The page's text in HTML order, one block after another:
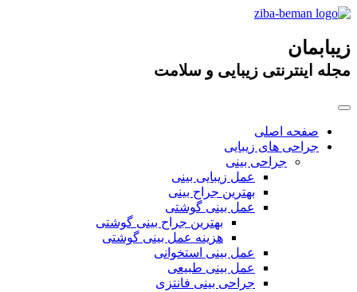
زیبابمان
مجله اینترنتی زیبایی و سلامت
صفحه اصلی
جراحی های زیبایی
جراحی بینی
عمل زیبایی بینی
بهترین جراح بینی
عمل بینی گوشتی
بهترین جراح بینی گوشتی
هزینه عمل بینی گوشتی
عمل بینی استخوانی
عمل بینی طبیعی
جراحی بینی فانتزی